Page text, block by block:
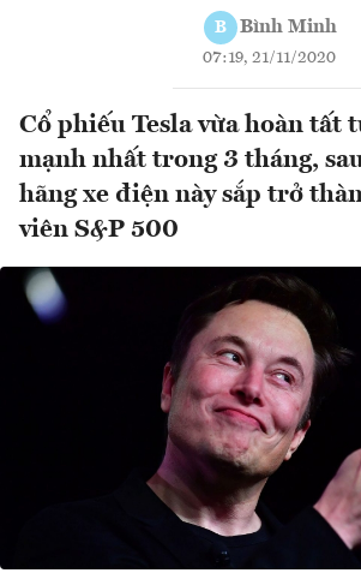
B Bình Minh
07:19, 21/11/2020
Cổ phiếu Tesla vừa hoàn tất
mạnh nhất trong 3 tháng,
hãng xe điện này sắp trở
viên S&P 500